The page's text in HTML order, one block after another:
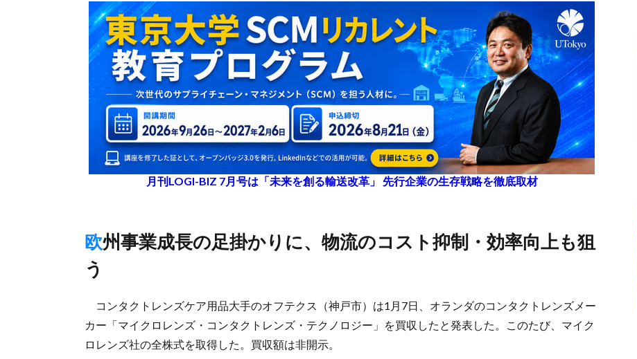
月刊LOGI-BIZ 7月号は「未来を創る輸送改革」 先行企業の生存戦略を徹底取材
欧州事業成長の足掛かりに、物流のコスト抑制・効率向上も狙
う
コンタクトレンズケア用品大手のオフテクス（神戸市）は1月7日、オランダのコンタクトレンズメー
カー「マイクロレンズ・コンタクトレンズ・テクノロジー」を買収したと発表した。このたび、マイク
ロレンズ社の全株式を取得した。買収額は非開示。